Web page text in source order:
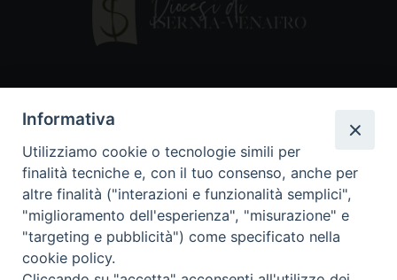
86170 Isernia
086550849
segreteria@diocesiiserniavenafro.it
I nostri social
Informativa
Utilizziamo cookie o tecnologie simili per
finalità tecniche e, con il tuo consenso, anche per
altre finalità ("interazioni e funzionalità semplici",
"miglioramento dell'esperienza", "misurazione" e
"targeting e pubblicità") come specificato nella
cookie policy.